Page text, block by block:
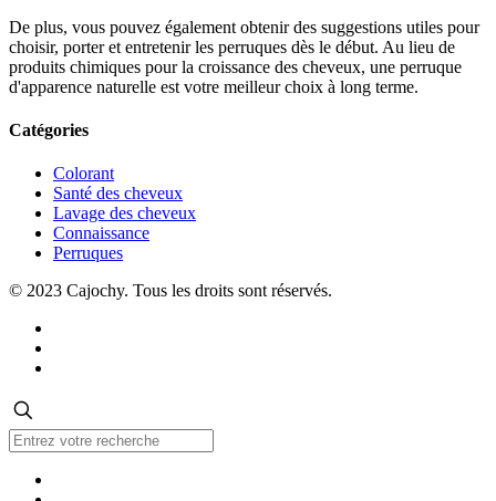
De plus, vous pouvez également obtenir des suggestions utiles pour
choisir, porter et entretenir les perruques dès le début. Au lieu de
produits chimiques pour la croissance des cheveux, une perruque
d'apparence naturelle est votre meilleur choix à long terme.
Catégories
Colorant
Santé des cheveux
Lavage des cheveux
Connaissance
Perruques
© 2023 Cajochy. Tous les droits sont réservés.